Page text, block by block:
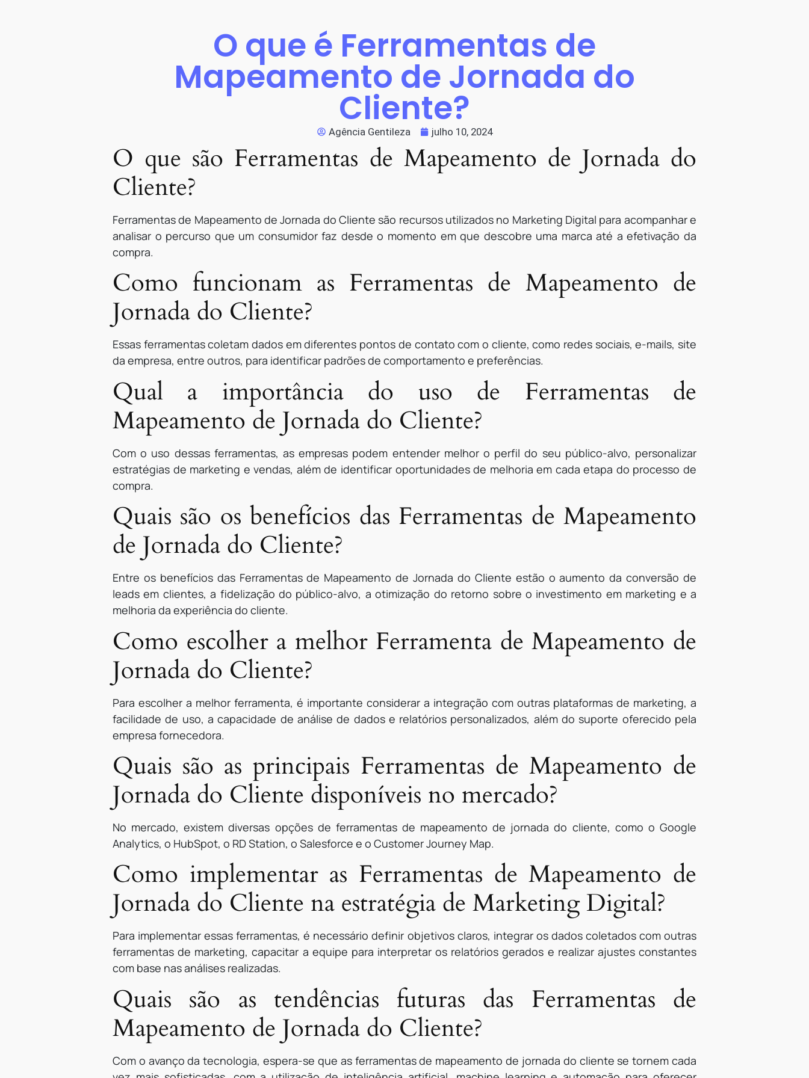
O que é Ferramentas de
Mapeamento de Jornada do
Cliente?
Agência Gentileza julho 10, 2024
O que são Ferramentas de Mapeamento de Jornada do
Cliente?
Ferramentas de Mapeamento de Jornada do Cliente são recursos utilizados no Marketing Digital para acompanhar e
analisar o percurso que um consumidor faz desde o momento em que descobre uma marca até a efetivação da
compra.
Como funcionam as Ferramentas de Mapeamento de
Jornada do Cliente?
Essas ferramentas coletam dados em diferentes pontos de contato com o cliente, como redes sociais, e-mails, site
da empresa, entre outros, para identificar padrões de comportamento e preferências.
Qual a importância do uso de Ferramentas de
Mapeamento de Jornada do Cliente?
Com o uso dessas ferramentas, as empresas podem entender melhor o perfil do seu público-alvo, personalizar
estratégias de marketing e vendas, além de identificar oportunidades de melhoria em cada etapa do processo de
compra.
Quais são os benefícios das Ferramentas de Mapeamento
de Jornada do Cliente?
Entre os benefícios das Ferramentas de Mapeamento de Jornada do Cliente estão o aumento da conversão de
leads em clientes, a fidelização do público-alvo, a otimização do retorno sobre o investimento em marketing e a
melhoria da experiência do cliente.
Como escolher a melhor Ferramenta de Mapeamento de
Jornada do Cliente?
Para escolher a melhor ferramenta, é importante considerar a integração com outras plataformas de marketing, a
facilidade de uso, a capacidade de análise de dados e relatórios personalizados, além do suporte oferecido pela
empresa fornecedora.
Quais são as principais Ferramentas de Mapeamento de
Jornada do Cliente disponíveis no mercado?
No mercado, existem diversas opções de ferramentas de mapeamento de jornada do cliente, como o Google
Analytics, o HubSpot, o RD Station, o Salesforce e o Customer Journey Map.
Como implementar as Ferramentas de Mapeamento de
Jornada do Cliente na estratégia de Marketing Digital?
Para implementar essas ferramentas, é necessário definir objetivos claros, integrar os dados coletados com outras
ferramentas de marketing, capacitar a equipe para interpretar os relatórios gerados e realizar ajustes constantes
com base nas análises realizadas.
Quais são as tendências futuras das Ferramentas de
Mapeamento de Jornada do Cliente?
Com o avanço da tecnologia, espera-se que as ferramentas de mapeamento de jornada do cliente se tornem cada